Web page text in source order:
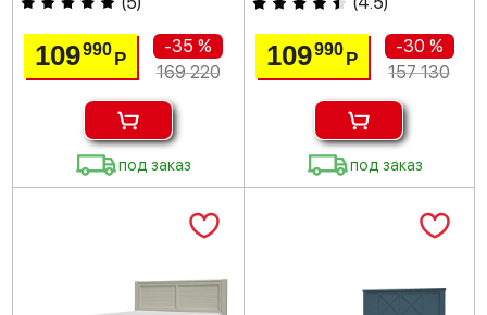
109990Р
-35 %
169 220
под заказ
109990 Р
-30 %
157 130
под заказ